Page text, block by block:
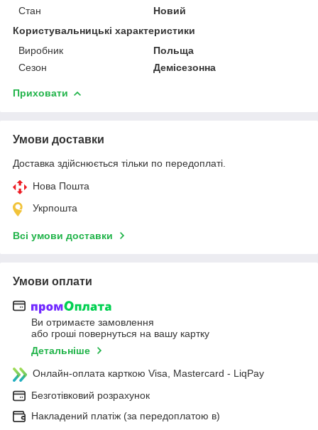
Стан
Новий
Користувальницькі характеристики
Виробник
Польща
Сезон
Демісезонна
Приховати
Умови доставки
Доставка здійснюється тільки по передоплаті.
Нова Пошта
Укрпошта
Всі умови доставки
Умови оплати
Ви отримаєте замовлення
або гроші повернуться на вашу картку
Детальніше
Онлайн-оплата карткою Visa, Mastercard - LiqPay
Безготівковий розрахунок
Накладений платіж (за передоплатою в)